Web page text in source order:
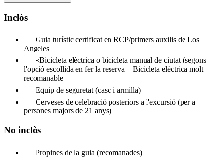
Inclòs
Guia turístic certificat en RCP/primers auxilis de Los
Angeles
«Bicicleta elèctrica o bicicleta manual de ciutat (segons
l'opció escollida en fer la reserva – Bicicleta elèctrica molt
recomanable
Equip de seguretat (casc i armilla)
Cerveses de celebració posteriors a l'excursió (per a
persones majors de 21 anys)
No inclòs
Propines de la guia (recomanades)